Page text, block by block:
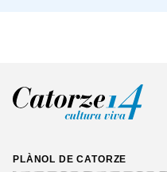
PLÀNOL DE CATORZE